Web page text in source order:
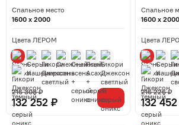
Спальное место
1600 x 2000
Цвета ЛЕРОМ
132 252 ₽
216 308 ₽
Спальное
1600 x 2000
Цвета
132
216 226 ₽